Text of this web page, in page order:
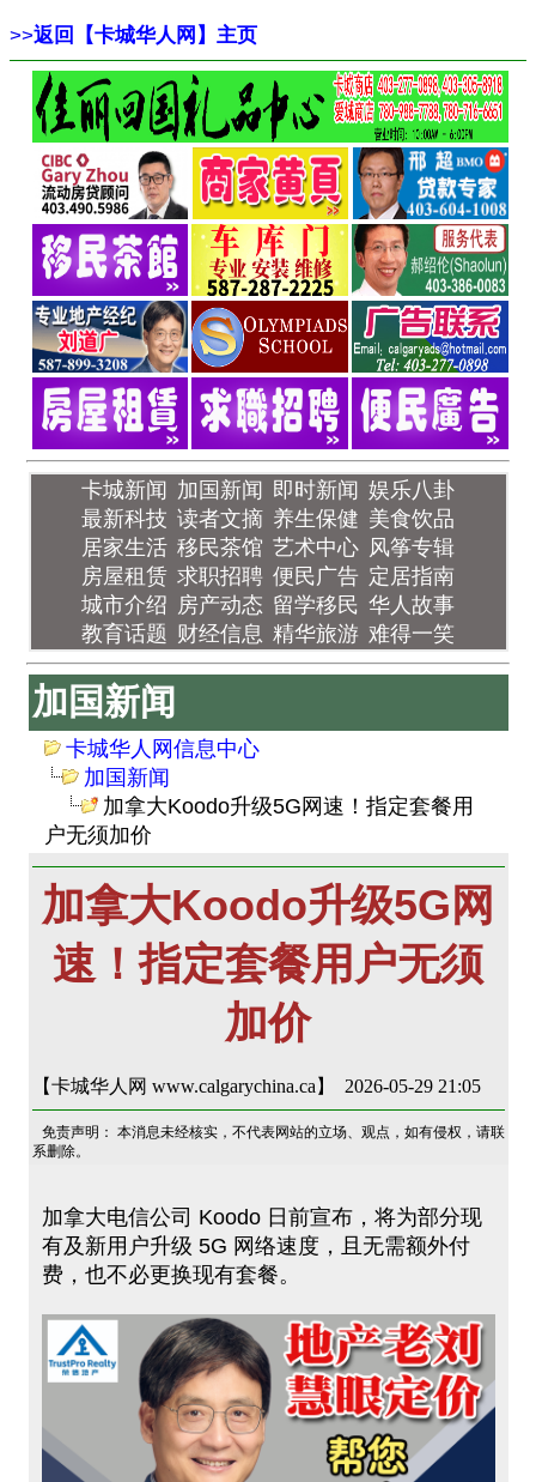
>>返回【卡城华人网】主页
卡城新闻 加国新闻 即时新闻 娱乐八卦
最新科技 读者文摘 养生保健 美食饮品
居家生活 移民茶馆 艺术中心 风筝专辑
房屋租赁 求职招聘 便民广告 定居指南
城市介绍 房产动态 留学移民 华人故事
教育话题 财经信息 精华旅游 难得一笑
加国新闻
卡城华人网信息中心
加国新闻
加拿大Koodo升级5G网速！指定套餐用
户无须加价
加拿大Koodo升级5G网
速！指定套餐用户无须
加价
【卡城华人网 www.calgarychina.ca】 2026-05-29 21:05
免责声明： 本消息未经核实，不代表网站的立场、观点，如有侵权，请联
系删除。
加拿大电信公司 Koodo 日前宣布，将为部分现
有及新用户升级 5G 网络速度，且无需额外付
费，也不必更换现有套餐。